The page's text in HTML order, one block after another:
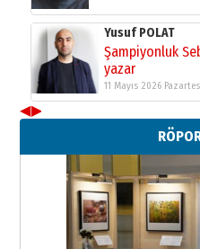
Yusuf POLAT
Şampiyonluk
yazar
11 Mayıs 2026
Neşat YALÇIN
Paranın Aile Kültüründeki
03 Ağustos 2026 Pazartesi
Yıldırım
HAVVA’NIN ÜÇ
09 Temmuz 2026
◀▶